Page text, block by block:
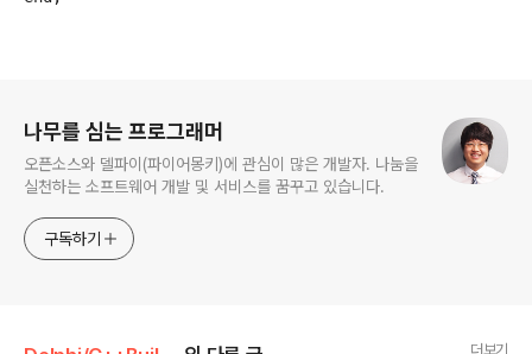
나무를 심는 프로그래머
오픈소스와 델파이(파이어몽키)에 관심이 많은 개발자. 나눔을
실천하는 소프트웨어 개발 및 서비스를 꿈꾸고 있습니다.
구독하기
더보기